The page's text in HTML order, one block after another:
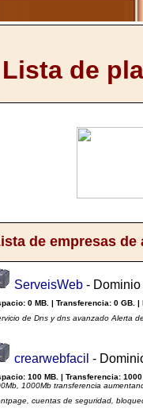
Lista de
de empresas
ServeisWeb - Dominio
0 MB. | Transferencia: 0 GB.
de Dns y dns avanzado Alerta
crearwebfacil -
100 MB. | Transferencia:
1000Mb transferencia
cuentas de seguridad,